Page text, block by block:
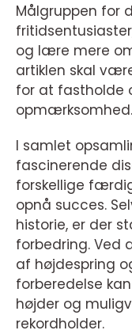
Målgruppen for
og lære mere
artiklen skal
for at fastholde
opmærksomhed.
I samlet
fascinerende
forskellige
opnå succes.
historie, er der
forbedring. Ved
af højdespring
forberedelse
højder og
rekordholder.